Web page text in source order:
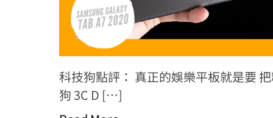
科技狗點評： 真正的娛樂平板就是要
狗 3C D […]